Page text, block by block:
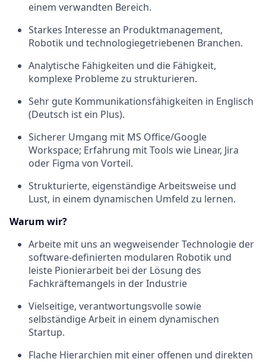
einem verwandten Bereich.
Starkes Interesse an Produktmanagement,
Robotik und technologiegetriebenen Branchen.
Analytische Fähigkeiten und die Fähigkeit,
komplexe Probleme zu strukturieren.
Sehr gute Kommunikationsfähigkeiten in Englisch
(Deutsch ist ein Plus).
Sicherer Umgang mit MS Office/Google
Workspace; Erfahrung mit Tools wie Linear, Jira
oder Figma von Vorteil.
Strukturierte, eigenständige Arbeitsweise und
Lust, in einem dynamischen Umfeld zu lernen.
Warum wir?
Arbeite mit uns an wegweisender Technologie der
software-definierten modularen Robotik und
leiste Pionierarbeit bei der Lösung des
Fachkräftemangels in der Industrie
Vielseitige, verantwortungsvolle sowie
selbständige Arbeit in einem dynamischen
Startup.
Flache Hierarchien mit einer offenen und direkten